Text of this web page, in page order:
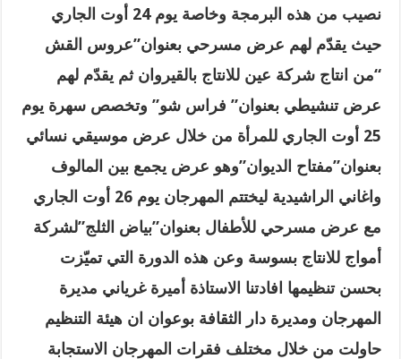
نصيب من هذه البرمجة وخاصة يوم 24 أوت الجاري
حيث يقدّم لهم عرض مسرحي بعنوان”عروس القش
“من انتاج شركة عين للانتاج بالقيروان ثم يقدّم لهم
عرض تنشيطي بعنوان” فراس شو” وتخصص سهرة يوم
25 أوت الجاري للمرأة من خلال عرض موسيقي نسائي
بعنوان”مفتاح الديوان”وهو عرض يجمع بين المالوف
واغاني الراشيدية ليختتم المهرجان يوم 26 أوت الجاري
مع عرض مسرحي للأطفال بعنوان”بياض الثلج”لشركة
أمواج للانتاج بسوسة وعن هذه الدورة التي تميّزت
بحسن تنظيمها افادتنا الاستاذة أميرة غرياني مديرة
المهرجان ومديرة دار الثقافة بوعوان ان هيئة التنظيم
حاولت من خلال مختلف فقرات المهرجان الاستجابة